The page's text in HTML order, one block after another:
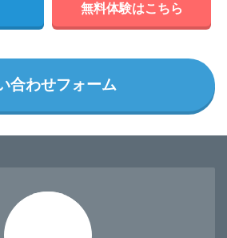
無料体験はこちら
合わせフォーム